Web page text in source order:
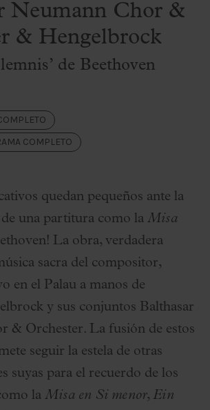
Neumann Chor &
& Hengelbrock
de Beethoven
COMPLETO
quedan pequeños ante la
una partitura como la Misa
La obra, verdadera
sacra del compositor,
en el Palau a manos de
y sus conjuntos Balthasar
& Orchester. La fusión de estos
seguir la estela de otras
suyas para el recuerdo de los
la Misa en Si menor, Ein